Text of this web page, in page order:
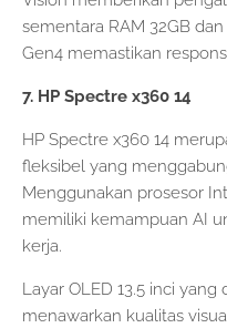
sementara RAM 32GB
Gen4 memastikan
7. HP Spectre x360 14
HP Spectre x360 14
fleksibel yang
Menggunakan prosesor
memiliki kemampuan AI
kerja.
Layar OLED 13.5 inci
menawarkan kualitas